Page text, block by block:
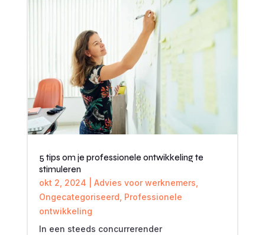
5 tips om je professionele ontwikkeling te
stimuleren
okt 2, 2024
Advies voor werknemers
Ongecategoriseerd Professionele
ontwikkeling
In een steeds concurrerender